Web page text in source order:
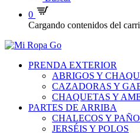
0
Cargando contenidos del
PRENDA EXTERIOR
ABRIGOS Y
CAZADORAS Y
CHAQUETAS Y
PARTES DE ARRIBA
CHALECOS Y
JERSÉIS Y POLOS